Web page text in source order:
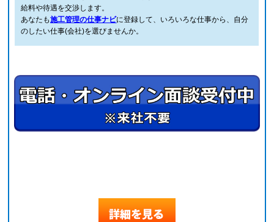
給料や待遇を交渉します。
あなたも施工管理の仕事ナビに登録して、いろいろな仕事から、自分
のしたい仕事(会社)を選びませんか。